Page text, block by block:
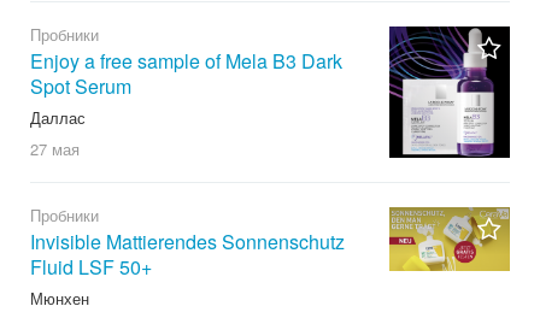
Пробники
Enjoy a free sample of Mela B3 Dark
Spot Serum
Даллас
27 мая
Пробники
Invisible Mattierendes Sonnenschutz
Fluid LSF 50+
Мюнхен